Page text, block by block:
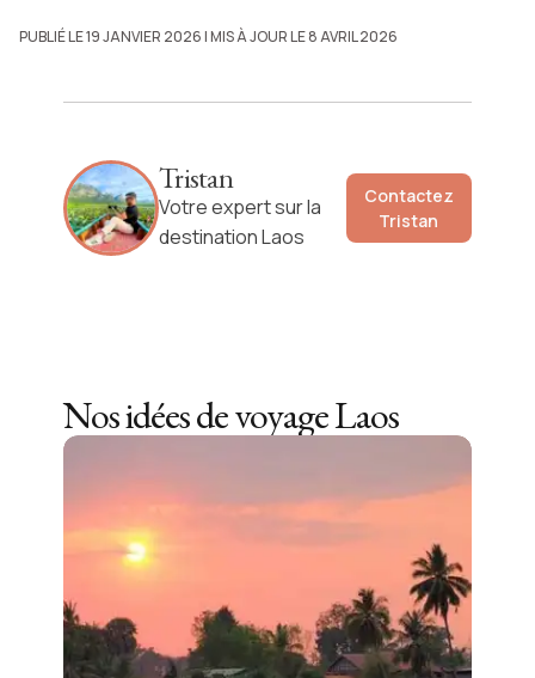
PUBLIÉ LE 19 JANVIER 2026| MIS À JOUR LE 8 AVRIL 2026
Tristan
Votre expert sur la
destination Laos
Contactez
Tristan
Nos idées de voyageLaos